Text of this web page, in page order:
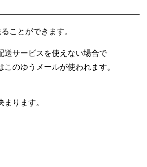
ことができます。
送サービスを使えない場合で
このゆうメールが使われます。
ります。